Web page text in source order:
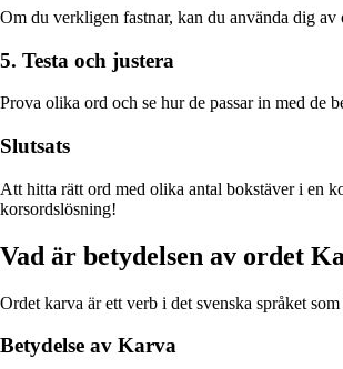
Om du verkligen fastnar, kan du använda dig
5. Testa och justera
Prova olika ord och se hur de passar in med de
Slutsats
Att hitta rätt ord med olika antal bokstäver i en
korsordslösning!
Vad är betydelsen av ordet
Ordet karva är ett verb i det svenska språket
Betydelse av Karva